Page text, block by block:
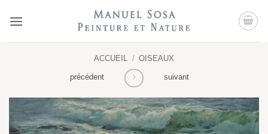
ACCUEIL / OISEAUX
précédent suivant